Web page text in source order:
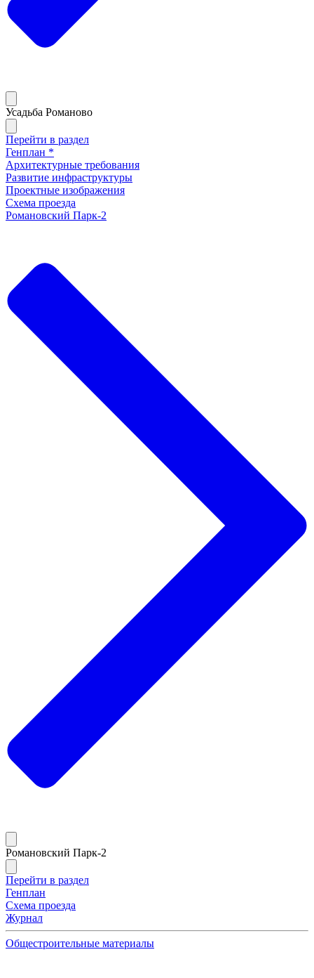
Усадьба Романово
Перейти в раздел
Генплан *
Архитектурные требования
Развитие инфраструктуры
Проектные изображения
Схема проезда
Романовский Парк-2
Романовский Парк-2
Перейти в раздел
Генплан
Схема проезда
Журнал
Общестроительные материалы